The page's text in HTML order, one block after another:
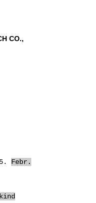
CO.,
Febr.